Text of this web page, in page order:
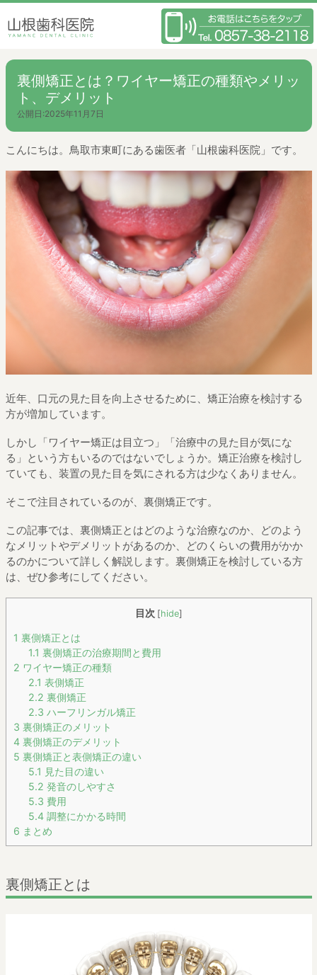
裏側矯正とは？ワイヤー矯正の種類やメリッ
ト、デメリット
公開日:2025年11月7日
こんにちは。鳥取市東町にある歯医者「山根歯科医院」です。
近年、口元の見た目を向上させるために、矯正治療を検討する
方が増加しています。
しかし「ワイヤー矯正は目立つ」「治療中の見た目が気にな
る」という方もいるのではないでしょうか。矯正治療を検討し
ていても、装置の見た目を気にされる方は少なくありません。
そこで注目されているのが、裏側矯正です。
この記事では、裏側矯正とはどのような治療なのか、どのよう
なメリットやデメリットがあるのか、どのくらいの費用がかか
るのかについて詳しく解説します。裏側矯正を検討している方
は、ぜひ参考にしてください。
目次 [hide]
1 裏側矯正とは
1.1 裏側矯正の治療期間と費用
2 ワイヤー矯正の種類
2.1 表側矯正
2.2 裏側矯正
2.3 ハーフリンガル矯正
3 裏側矯正のメリット
4裏側矯正のデメリット
5 裏側矯正と表側矯正の違い
5.1 見た目の違い
5.2 発音のしやすさ
5.3 費用
5.4調整にかかる時間
6 まとめ
裏側矯正とは